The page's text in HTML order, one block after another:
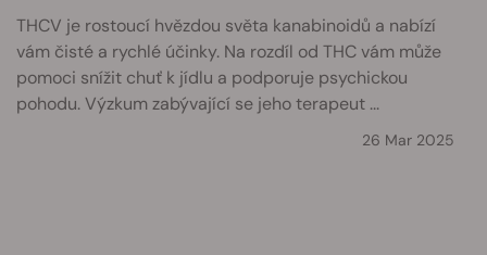
THCV je rostoucí hvězdou světa kanabinoidů a nabízí
vám čisté a rychlé účinky. Na rozdíl od THC vám může
pomoci snížit chuť k jídlu a podporuje psychickou
pohodu. Výzkum zabývající se jeho terapeut ...
26 Mar 2025